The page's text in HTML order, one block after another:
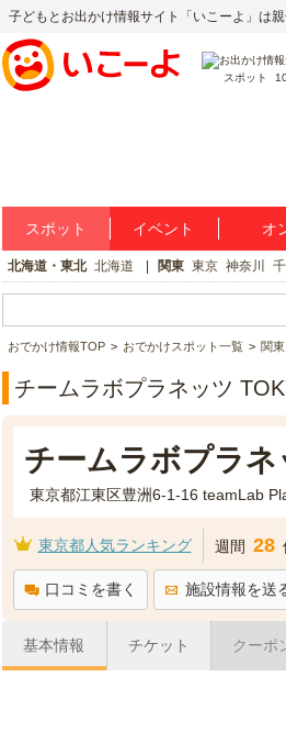
子どもとお出かけ情報サイト「いこーよ」は
スポット
スポット イベント オ
北海道・東北 北海道 関東 東京 神奈川
おでかけ情報TOP おでかけスポット一覧 関東
チームラボプラネッツ
チームラボプラ
東京都人気ランキング 週間 28
口コミを書く 施設情報を送
基本情報 チケット クーポ